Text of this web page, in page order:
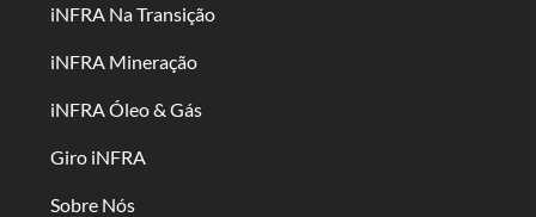
iNFRA Na Transição
iNFRA Mineração
iNFRA Óleo & Gás
Giro iNFRA
Sobre Nós